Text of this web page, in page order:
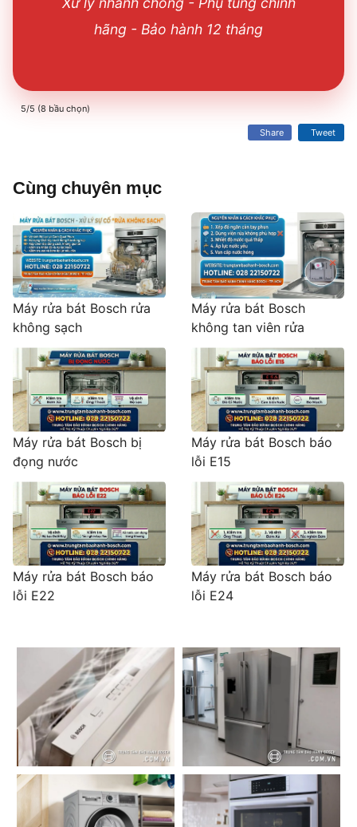
hãng - Bảo hành 12 tháng
5/5 (8 bầu chọn)
Share Tweet
Cùng chuyên mục
Máy rửa bát Bosch rửa
không sạch
Máy rửa bát Bosch
không tan viên rửa
Máy rửa bát Bosch bị
đọng nước
Máy rửa bát Bosch báo
lỗi E15
Máy rửa bát Bosch báo
lỗi E22
Máy rửa bát Bosch báo
lỗi E24